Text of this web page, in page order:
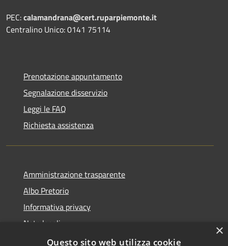
PEC:calamandrana@cert.ruparpiemonte.it
Centralino Unico: 0141 75114
Prenotazione appuntamento
Segnalazione disservizio
Leggi le FAQ
Richiesta assistenza
Amministrazione trasparente
Albo Pretorio
Informativa privacy
Note legali
Dichiarazione di accessibilità
×
Questo sito web utilizza cookie